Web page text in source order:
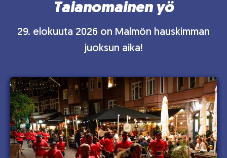
Taianomainen yö
29. elokuuta 2026 on Malmön hauskimman
juoksun aika!